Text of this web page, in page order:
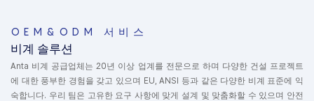
OEM&ODM 서비스
비계 솔루션
Anta 비계 공급업체는 20년 이상 업계를 전문으로 하며 다양한 건설 프로젝트
에 대한 풍부한 경험을 갖고 있으며 EU, ANSI 등과 같은 다양한 비계 표준에 익
숙합니다. 우리 팀은 고유한 요구 사항에 맞게 설계 및 맞춤화할 수 있으며 안전